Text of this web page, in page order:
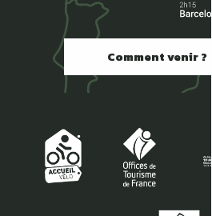
Comment venir ?